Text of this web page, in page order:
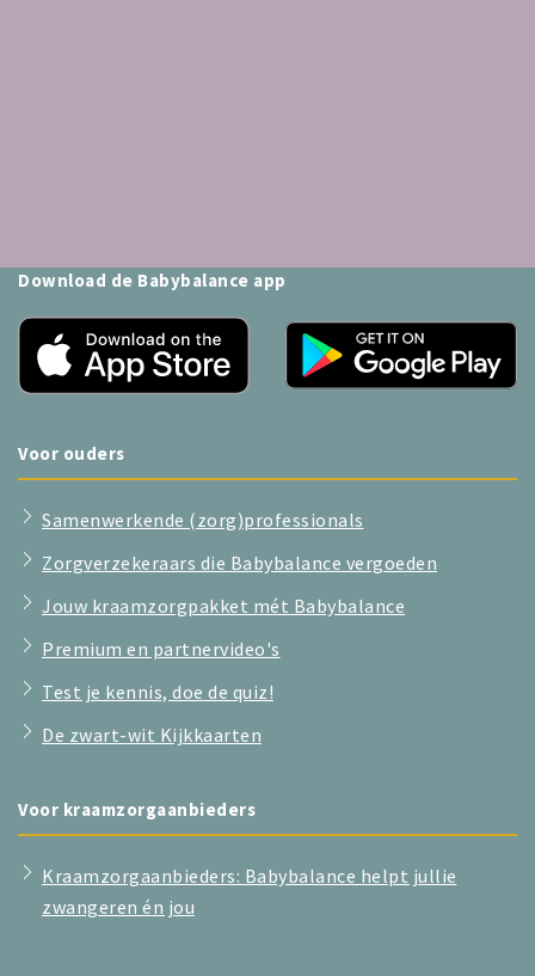
Download de Babybalance app
Voor ouders
Samenwerkende (zorg)professionals
Zorgverzekeraars die Babybalance vergoeden
Jouw kraamzorgpakket mét Babybalance
Premium en partnervideo's
Test je kennis, doe de quiz!
De zwart-wit Kijkkaarten
Voor kraamzorgaanbieders
Kraamzorgaanbieders: Babybalance helpt jullie
zwangeren én jou